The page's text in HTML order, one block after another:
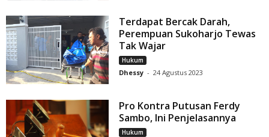
Terdapat Bercak Darah,
Perempuan Sukoharjo Tewas
Tak Wajar
Hukum
Dhessy - 24 Agustus 2023
Pro Kontra Putusan Ferdy
Sambo, Ini Penjelasannya
Hukum